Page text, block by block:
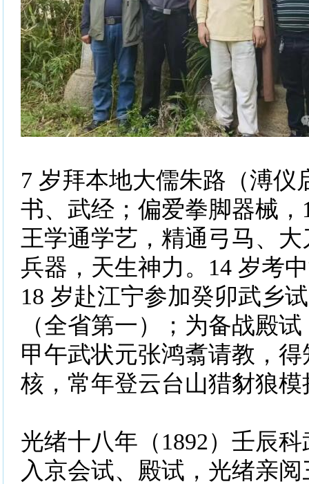
7 岁拜本地大儒朱路（溥仪
书、武经；偏爱拳脚器械
王学通学艺，精通弓马、
兵器，天生神力。14 岁考
18 岁赴江宁参加癸卯武乡
（全省第一）；为备战殿
甲午武状元张鸿翥请教，
核，常年登云台山猎豺狼
光绪十八年（1892）壬辰
入京会试、殿试，光绪亲